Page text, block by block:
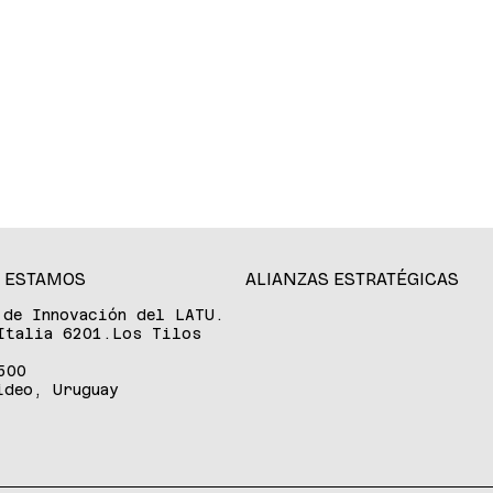
de Innovación del LATU.
6201.Los Tilos
Uruguay
ALIANZAS ESTRATÉGICAS